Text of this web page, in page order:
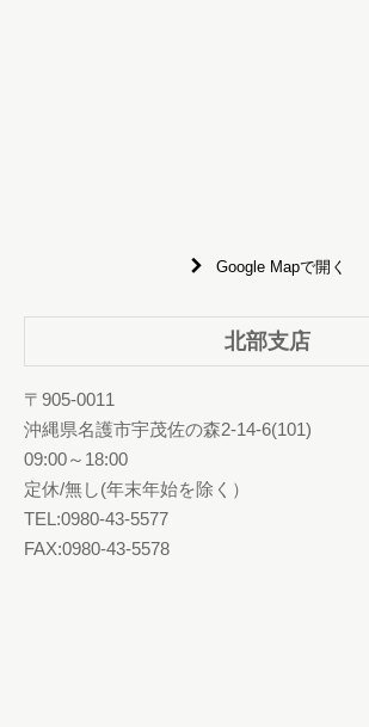
Google Mapで開く
北部支店
〒905-0011
沖縄県名護市宇茂佐の森2-14-6(101)
09:00～18:00
定休/無し(年末年始を除く）
TEL:0980-43-5577
FAX:0980-43-5578